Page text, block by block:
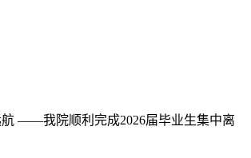
——我院顺利完成2026届毕业生集中离